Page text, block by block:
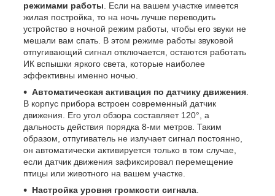
режимами работы . Если на вашем участке имеется
жилая постройка, то на ночь лучше переводить
устройство в ночной режим работы, чтобы его звуки не
мешали вам спать. В этом режиме работы звуковой
отпугивающий сигнал отключается, остаются работать
ИК вспышки яркого света, которые наиболее
эффективны именно ночью.
Автоматическая активация по датчику движения
В корпус прибора встроен современный датчик
движения. Его угол обзора составляет 120°, а
дальность действия порядка 8-ми метров. Таким
образом, отпугиватель не излучает сигнал постоянно,
он автоматически активируется только в том случае,
если датчик движения зафиксировал перемещение
птицы или животного на вашем участке.
Настройка уровня громкости сигнала